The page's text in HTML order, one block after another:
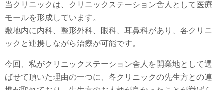
当クリニックは、クリニックステーション舎人として医療
モールを形成しています。
敷地内に内科、整形外科、眼科、耳鼻科があり、各クリニ
ックと連携しながら治療が可能です。
今回、私がクリニックステーション舎人を開業地として選
ばせて頂いた理由の一つに、各クリニックの先生方との連